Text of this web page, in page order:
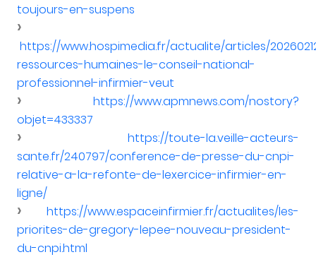
toujours-en-suspens
https://www.hospimedia.fr/actualite/articles/
ressources-humaines-le-conseil-national-
professionnel-infirmier-veut
https://www.apmnews.com/nostory?
objet=433337
https://toute-la.veille-acteurs-
sante.fr/240797/conference-de-presse-du-cnpi-
relative-a-la-refonte-de-lexercice-infirmier-en-
ligne/
https://www.espaceinfirmier.fr/actualites/les-
priorites-de-gregory-lepee-nouveau-president-
du-cnpi.html